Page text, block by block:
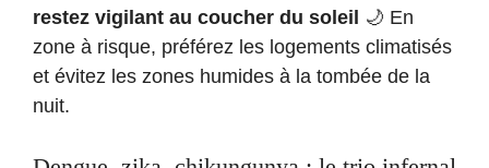
restez vigilant au coucher du soleil 🌙 En
zone à risque, préférez les logements climatisés
et évitez les zones humides à la tombée de la
nuit.